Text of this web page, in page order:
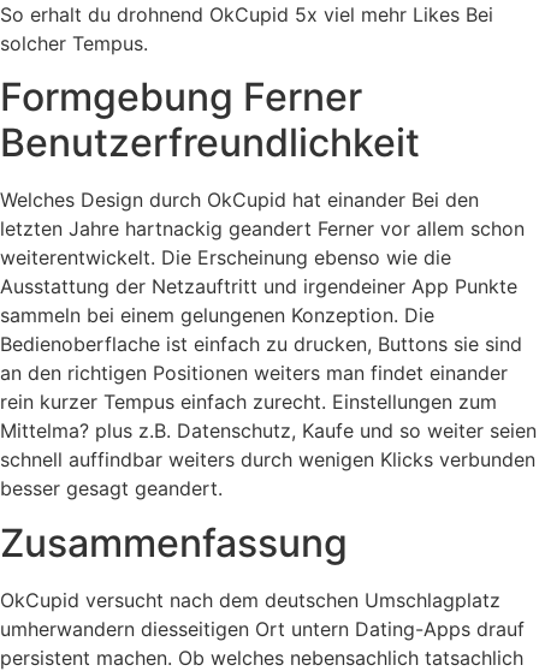
So erhalt du drohnend OkCupid 5x viel mehr Likes Bei
solcher Tempus.
Formgebung Ferner
Benutzerfreundlichkeit
Welches Design durch OkCupid hat einander Bei den
letzten Jahre hartnackig geandert Ferner vor allem schon
weiterentwickelt. Die Erscheinung ebenso wie die
Ausstattung der Netzauftritt und irgendeiner App Punkte
sammeln bei einem gelungenen Konzeption. Die
Bedienoberflache ist einfach zu drucken, Buttons sie sind
an den richtigen Positionen weiters man findet einander
rein kurzer Tempus einfach zurecht. Einstellungen zum
Mittelma? plus z.B. Datenschutz, Kaufe und so weiter seien
schnell auffindbar weiters durch wenigen Klicks verbunden
besser gesagt geandert.
Zusammenfassung
OkCupid versucht nach dem deutschen Umschlagplatz
umherwandern diesseitigen Ort untern Dating-Apps drauf
persistent machen. Ob welches nebensachlich tatsachlich